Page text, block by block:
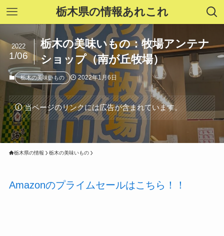
栃木県の情報あれこれ
栃木の美味いもの：牧場アンテナ
ショップ（南が丘牧場）
2022
1/06
栃木の美味いもの 2022年1月6日
当ページのリンクには広告が含まれています。
栃木県の情報 栃木の美味いもの
Amazonのプライムセールはこちら！！